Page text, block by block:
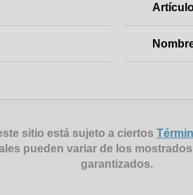
sitio está sujeto a ciertos
pueden variar de los
garantizados.